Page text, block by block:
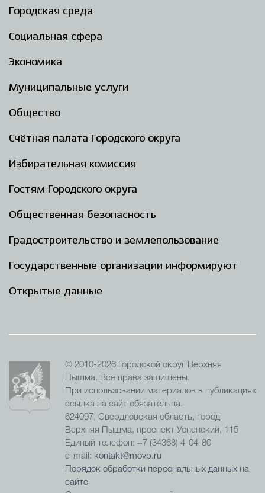
Городская среда
Социальная сфера
Экономика
Муниципальные услуги
Общество
Счётная палата Городского округа
Избирательная комиссия
Гостям Городского округа
Общественная безопасность
Градостроительство и землепользование
Государственные организации информируют
Открытые данные
© 2010-2026 Городской округ Верхняя
Пышма. Все права защищены.
При использовании материалов в публикациях
ссылка на сайт обязательна.
624097, Свердловская область, город
Верхняя Пышма, проспект Успенский, 115
Единый телефон: +7 (34368) 4-04-80
e-mail: kontakt@movp.ru
Порядок обработки персональных данных на
сайте